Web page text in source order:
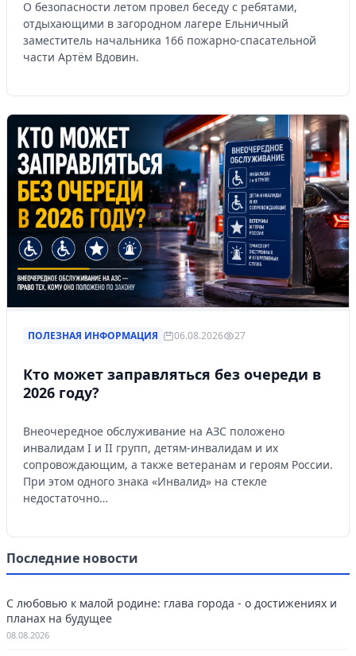
О безопасности летом провел беседу с ребятами,
отдыхающими в загородном лагере Ельничный
заместитель начальника 166 пожарно-спасательной
части Артём Вдовин.
ПОЛЕЗНАЯ ИНФОРМАЦИЯ 06.08.2026 27
Кто может заправляться без очереди в
2026 году?
Внеочередное обслуживание на АЗС положено
инвалидам I и II групп, детям-инвалидам и их
сопровождающим, а также ветеранам и героям России.
При этом одного знака «Инвалид» на стекле
недостаточно…
Последние новости
С любовью к малой родине: глава города - о достижениях и
планах на будущее
08.08.2026